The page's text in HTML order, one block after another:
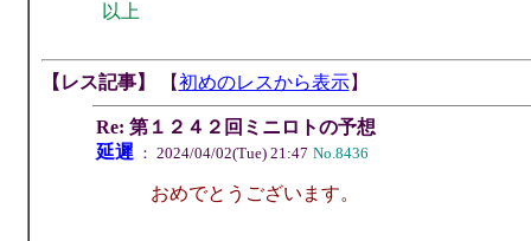
以上
【レス記事】 【初めのレスから表示】
Re: 第１２４２回ミニロトの予想
延遲： 2024/04/02(Tue) 21:47 No.8436
おめでとうございます。